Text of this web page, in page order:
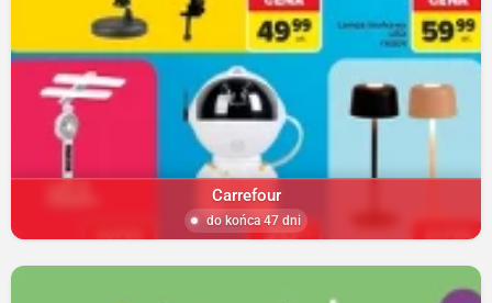
Carrefour
do końca 47 dni